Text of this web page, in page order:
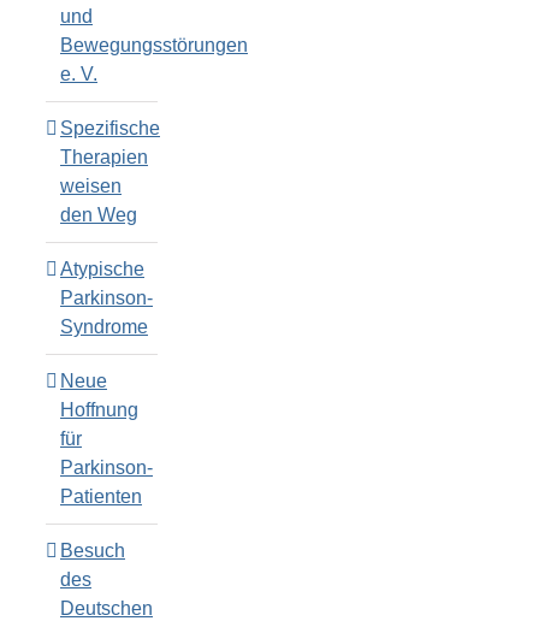
und
Bewegungsstörungen
e. V.
Spezifische
Therapien
weisen
den Weg
Atypische
Parkinson-
Syndrome
Neue
Hoffnung
für
Parkinson-
Patienten
Besuch
des
Deutschen